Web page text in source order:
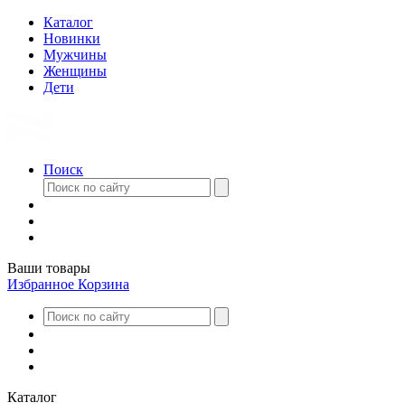
Каталог
Новинки
Мужчины
Женщины
Дети
Поиск
Ваши товары
Избранное Корзина
Каталог